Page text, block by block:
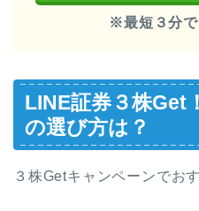
※最短３分で
LINE証券３株Get
の選び方は？
３株Getキャンペーンでお